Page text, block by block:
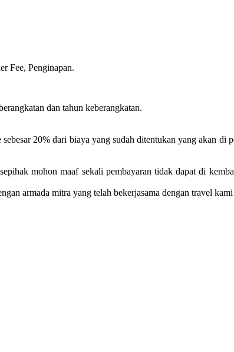
Fee, Penginapan.
dan tahun keberangkatan.
20% dari biaya yang sudah ditentukan yang akan di
mohon maaf sekali pembayaran tidak dapat di
armada mitra yang telah bekerjasama dengan travel kami